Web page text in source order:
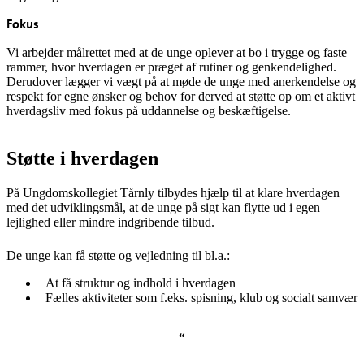
Fokus
Vi arbejder målrettet med at de unge oplever at bo i trygge og faste
rammer, hvor hverdagen er præget af rutiner og genkendelighed.
Derudover lægger vi vægt på at møde de unge med anerkendelse og
respekt for egne ønsker og behov for derved at støtte op om et aktivt
hverdagsliv med fokus på uddannelse og beskæftigelse.
Støtte i hverdagen
På Ungdomskollegiet Tårnly tilbydes hjælp til at klare hverdagen
med det udviklingsmål, at de unge på sigt kan flytte ud i egen
lejlighed eller mindre indgribende tilbud.
De unge kan få støtte og vejledning til bl.a.:
At få struktur og indhold i hverdagen
Fælles aktiviteter som f.eks. spisning, klub og socialt samvær